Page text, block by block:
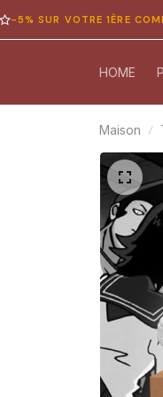
VOTRE 1ÈRE
HOME
Maison